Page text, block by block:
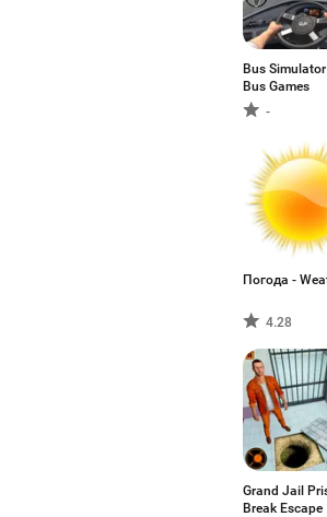
Bus
Bus Games
-
Погода -
4.28
Grand Jail
Break Escape